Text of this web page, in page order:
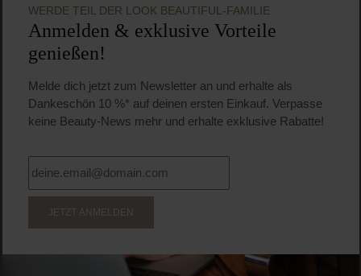
WERDE TEIL DER LOOK BEAUTIFUL-FAMILIE
Anmelden & exklusive Vorteile
genießen!
Melde dich jetzt zum Newsletter an und erhalte als
Dankeschön 10 %* auf deinen ersten Einkauf. Verpasse
keine Beauty-News mehr und erhalte exklusive Rabatte!
JETZT ANMELDEN